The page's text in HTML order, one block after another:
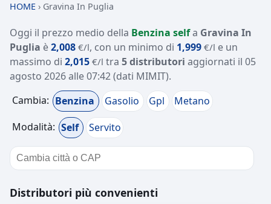
HOME › Gravina In Puglia
Oggi il prezzo medio della Benzina selfa Gravina In
Puglia è2,008 €/l, con un minimo di 1,999 €/l e un
massimo di 2,015 €/l tra 5 distributori aggiornati il 05
agosto 2026 alle 07:42(dati MIMIT).
Cambia: Benzina Gasolio Gpl
Metano
Modalità: Self Servito
Distributori più convenienti